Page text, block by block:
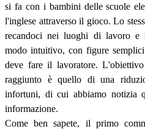
si fa con i bambini delle scuole
l'inglese attraverso il gioco. Lo
recandoci nei luoghi di lavoro e
modo intuitivo, con figure
deve fare il lavoratore.
raggiunto è quello di una
infortuni, di cui abbiamo notizia
informazione.
Come ben sapete, il primo